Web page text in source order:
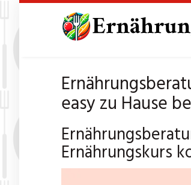
easy zu Hause
Ernährungskurs